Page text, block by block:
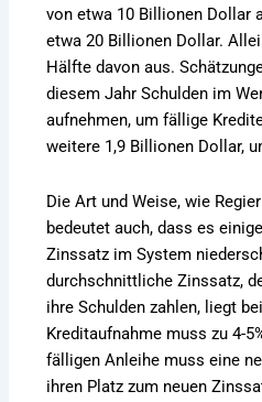
von etwa 10 Billionen Dollar
etwa 20 Billionen Dollar.
Hälfte davon aus.
diesem Jahr Schulden im
aufnehmen, um fällige
weitere 1,9 Billionen Dollar,
Die Art und Weise, wie
bedeutet auch, dass es
Zinssatz im System
durchschnittliche Zinssatz,
ihre Schulden zahlen, liegt
Kreditaufnahme muss zu 4-
fälligen Anleihe muss eine
ihren Platz zum neuen